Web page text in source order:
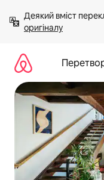
вмісту
Деякий вміст
оригіналу